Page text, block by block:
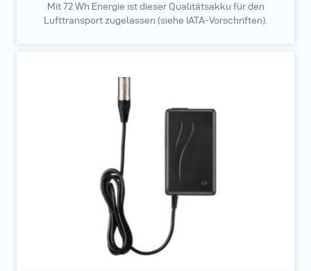
Mit 72 Wh Energie ist dieser Qualitätsakku für den
Lufttransport zugelassen (siehe IATA-Vorschriften).